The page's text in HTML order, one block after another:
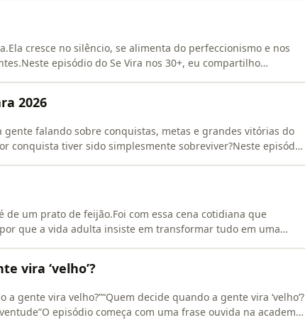
cresce no silêncio, se alimenta do perfeccionismo e nos
episódio do Se Vira nos 30+, eu compartilho
2026
gente falando sobre conquistas, metas e grandes vitórias do
conquista tiver sido simplesmente sobreviver?Neste episódio
de um prato de feijão.Foi com essa cena cotidiana que
que a vida adulta insiste em transformar tudo em uma
vira ‘velho’?
gente vira velho?”“Quem decide quando a gente vira ‘velho’?
episódio começa com uma frase ouvida na academia